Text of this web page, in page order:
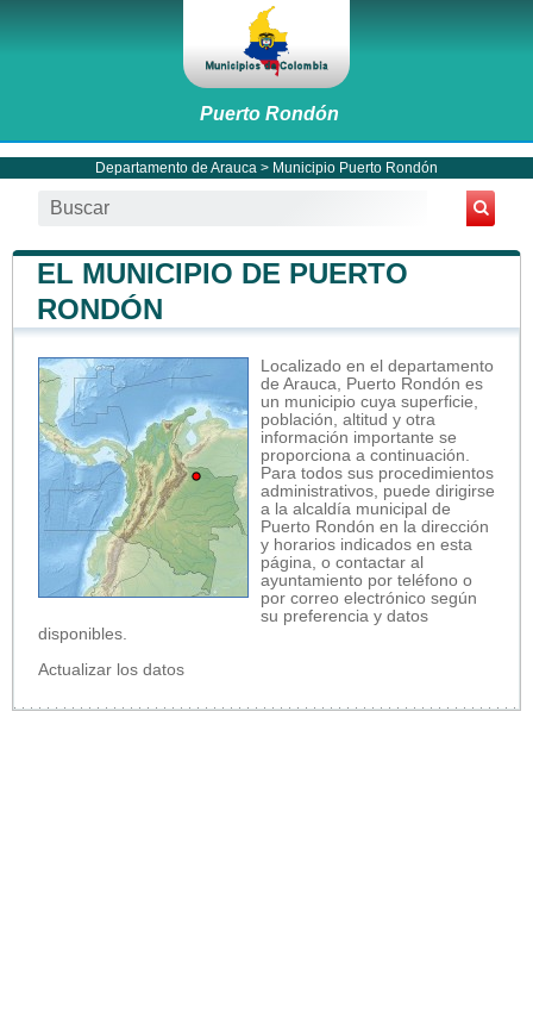
Puerto Rondón
Departamento de Arauca > Municipio Puerto Rondón
EL MUNICIPIO DE PUERTO
RONDÓN
Localizado en el departamento
de Arauca, Puerto Rondón es
un municipio cuya superficie,
población, altitud y otra
información importante se
proporciona a continuación.
Para todos sus procedimientos
administrativos, puede dirigirse
a la alcaldía municipal de
Puerto Rondón en la dirección
y horarios indicados en esta
página, o contactar al
ayuntamiento por teléfono o
por correo electrónico según
su preferencia y datos
disponibles.
Actualizar los datos